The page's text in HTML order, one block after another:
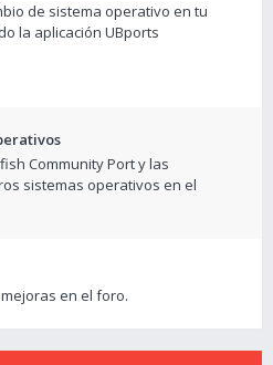
de sistema operativo en tu
la aplicación UBports
Community Port y las
sistemas operativos en el
en el foro.